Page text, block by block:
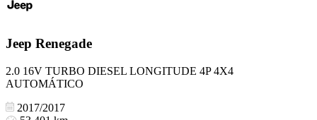
Jeep Renegade
2.0 16V TURBO DIESEL LONGITUDE 4P 4X4
AUTOMÁTICO
2017/2017